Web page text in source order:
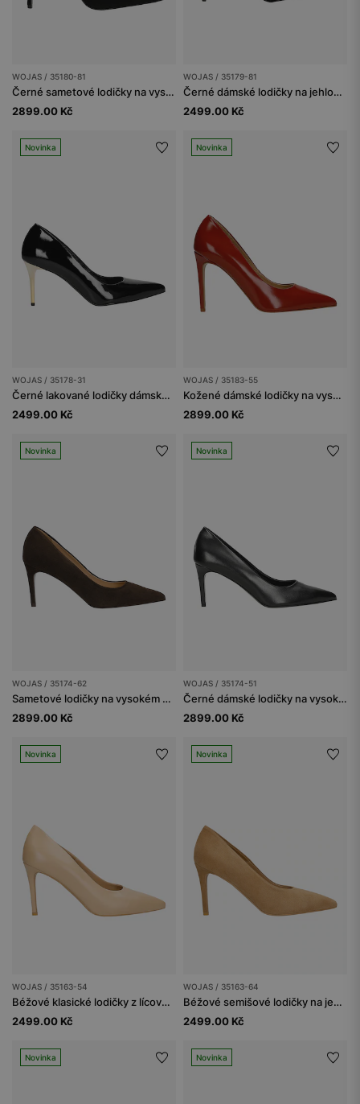
WOJAS / 35180-81
Černé sametové lodičky na vysokém podpatku
2899.00 Kč
WOJAS / 35179-81
Černé dámské lodičky na jehlovém podpatku s průhledným detailem
2499.00 Kč
Novinka
WOJAS / 35178-31
Černé lakované lodičky dámské na zlatém podpatku
2499.00 Kč
Novinka
WOJAS / 35183-55
Kožené dámské lodičky na vysokém podpatku
2899.00 Kč
Novinka
WOJAS / 35174-62
Sametové lodičky na vysokém podpatku v čokoládově hnědé barvě
2899.00 Kč
Novinka
WOJAS / 35174-51
Černé dámské lodičky na vysokém podpatku
2899.00 Kč
Novinka
WOJAS / 35163-54
Béžové klasické lodičky z lícové kůže
2499.00 Kč
Novinka
WOJAS / 35163-64
Béžové semišové lodičky na jehle
2499.00 Kč
Novinka Novinka